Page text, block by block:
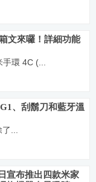
文來囉！詳細功能
環 4C (...
、刮鬍刀和藍牙溫
...
宣布推出四款米家